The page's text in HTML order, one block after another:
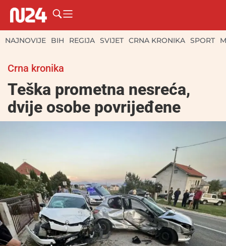
NAJNOVIJE BIH REGIJA SVIJET CRNA KRONIKA SPORT
Crna kronika
Teška prometna nesreća,
dvije osobe povrijeđene